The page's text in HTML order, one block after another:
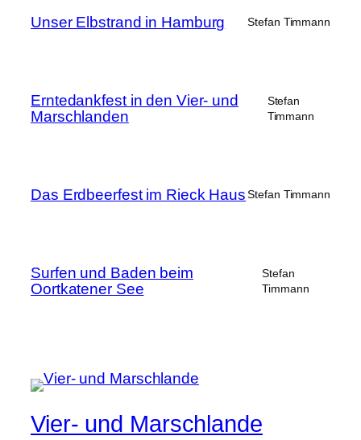
Unser Elbstrand in Hamburg Stefan Timmann
Erntedankfest in den Vier- und
Marschlanden
Stefan
Timmann
Das Erdbeerfest im Rieck Haus Stefan Timmann
Surfen und Baden beim
Oortkatener See
Stefan
Timmann
Vier- und Marschlande